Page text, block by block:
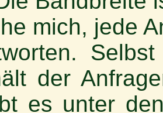
mich, jede
der
es unter